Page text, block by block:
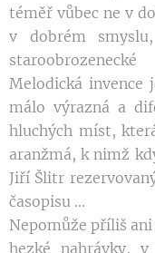
téměř vůbec ne v
v dobrém
Melodická invence
málo výrazná a
hluchých míst,
aranžmá, k nimž
Jiří Šlitr
časopisu ...
Nepomůže příliš
hezké nahrávky,